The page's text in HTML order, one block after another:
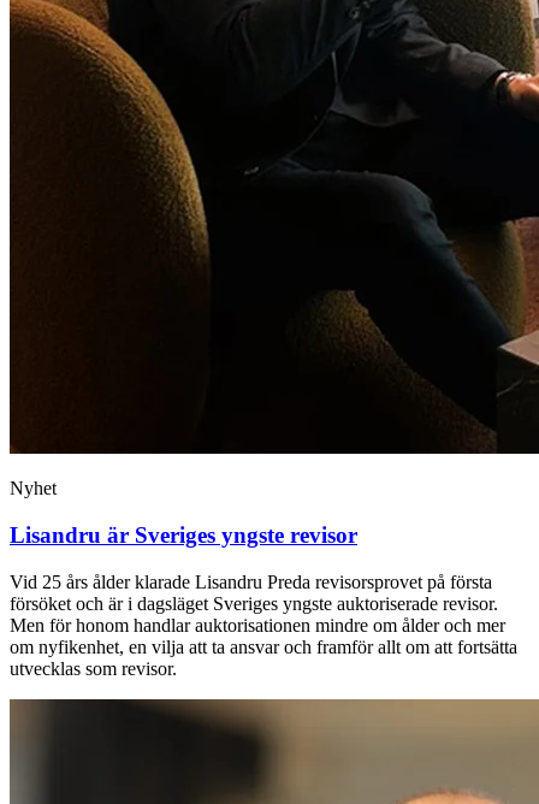
Nyhet
Lisandru är Sveriges yngste revisor
Vid 25 års ålder klarade Lisandru Preda revisorsprovet på första
försöket och är i dagsläget Sveriges yngste auktoriserade revisor.
Men för honom handlar auktorisationen mindre om ålder och mer
om nyfikenhet, en vilja att ta ansvar och framför allt om att fortsätta
utvecklas som revisor.